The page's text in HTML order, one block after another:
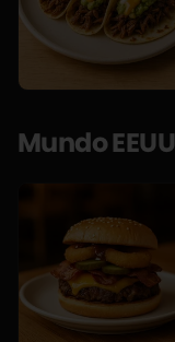
Mundo EEUU